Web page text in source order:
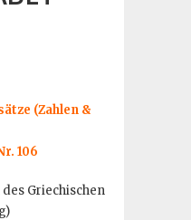
(Zahlen &
106
Griechischen